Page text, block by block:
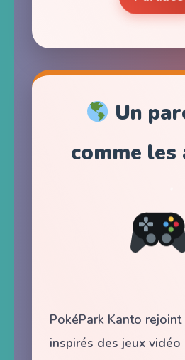
Un
comme les
PokéPark Kanto
inspirés des jeux vidéo